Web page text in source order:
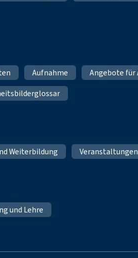
Aufnahme Angebote für
Weiterbildung Veranstaltungen
und Lehre